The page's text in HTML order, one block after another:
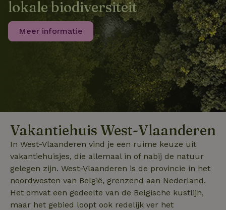
lokale biodiversiteit
Meer informatie
Vakantiehuis West-Vlaanderen
In West-Vlaanderen vind je een ruime keuze uit
vakantiehuisjes, die allemaal in of nabij de natuur
gelegen zijn. West-Vlaanderen is de provincie in het
noordwesten van België, grenzend aan Nederland.
Het omvat een gedeelte van de Belgische kustlijn,
maar het gebied loopt ook redelijk ver het
Naam
Aanbieder
Domein
Vervaldatum Omschrijving
Google LLC
.natuurhuisje.be
1 jaar 1
maand
Deze
is gekoppeld
Google
Analytics -
belangrijke
is van de
algemeen
gebruikt om
gebruikers te
door een
willekeurig
gegenereerd
wijzen als
Het is
in elk
Aanbieder/
Domein
Vervaldatum
Google
.natuurhuisje.be
1 jaar 1
maand
_uetsid
Microsoft
.natuurhuisje.be
1 dag
Naam Aanbieder Domein
_nhft_user-create-account www.natuurhuisje.be
www.natuurhuisje.be
_nhft_safety-deposit-refund www.natuurhuisje.be
_nhftconstraint_privacy-
policy
www.natuurhuisje.be